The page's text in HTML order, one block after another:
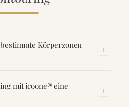
Körperzonen
+
Oberarme und
behandelt werden.
mit icoone® eine
+